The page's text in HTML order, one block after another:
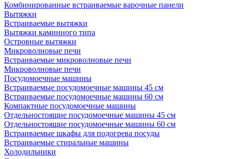
Комбинированные встраиваемые варочные панели
Вытяжки
Встраиваемые вытяжки
Вытяжки каминного типа
Островные вытяжки
Микроволновые печи
Встраиваемые микроволновые печи
Микроволновые печи
Посудомоечные машины
Встраиваемые посудомоечные машины 45 см
Встраиваемые посудомоечные машины 60 см
Компактные посудомоечные машины
Отдельностоящие посудомоечные машины 45 см
Отдельностоящие посудомоечные машины 60 см
Встраиваемые шкафы для подогрева посуды
Встраиваемые стиральные машины
Холодильники